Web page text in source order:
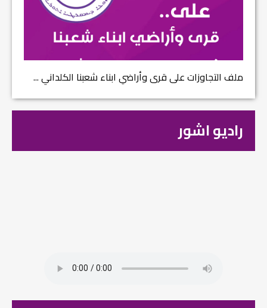
ملف التجاوزات على قرى وأراضي ابناء شعبنا الكلداني ...
راديو اشور